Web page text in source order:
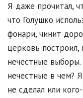
Я даже прочитал,
что Голушко
фонари, чинит
церковь
нечестные
нечестные в чем?
не сделал или